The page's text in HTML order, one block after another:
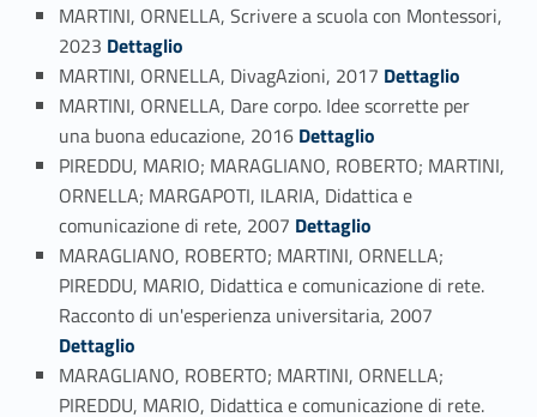
MARTINI, ORNELLA, Scrivere a scuola con Montessori,
2023 Link identifier #identifier_person_59428-15
Dettaglio
MARTINI, ORNELLA, DivagAzioni, 2017 Link identifier #identifier_person_32763-16
Dettaglio
MARTINI, ORNELLA, Dare corpo. Idee scorrette per
una buona educazione, 2016 Link identifier #identifier_person_19626-17
Dettaglio
PIREDDU, MARIO; MARAGLIANO, ROBERTO; MARTINI,
ORNELLA; MARGAPOTI, ILARIA, Didattica e
comunicazione di rete, 2007 Link identifier #identifier_person_122330-18
Dettaglio
MARAGLIANO, ROBERTO; MARTINI, ORNELLA;
PIREDDU, MARIO, Didattica e comunicazione di rete.
Racconto di un'esperienza universitaria, 2007
Dettaglio
MARAGLIANO, ROBERTO; MARTINI, ORNELLA;
PIREDDU, MARIO, Didattica e comunicazione di rete.